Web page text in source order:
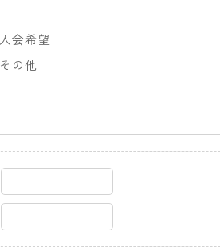
入会希望
その他